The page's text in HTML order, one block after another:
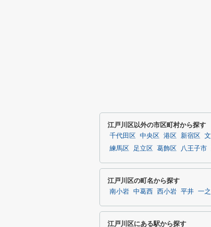
江戸川区以外の市区町村から探す
千代田区 中央区 港区 新宿区
練馬区
足立区 葛飾区 八王子市
江戸川区の町名から探す
南小岩 中葛西 西小岩 平井 一
江戸川区にある駅から探す